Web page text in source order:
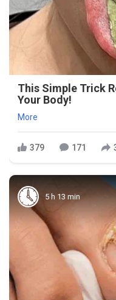
This Simple Trick
Your Body!
More
379 171
5 h 13 min